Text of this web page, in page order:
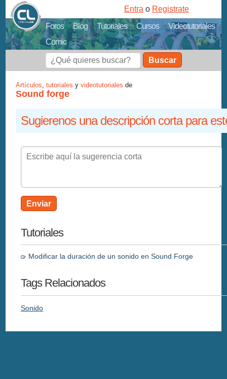
Foros Blog Tutoriales Cursos
Videotutoriales
Comic
Entra o Registrate
Buscar
Artículos,tutoriales yvideotutoriales de
Sound forge
Sugierenos una descripción corta para
Enviar
Tutoriales
Modificar la duración de un sonido en Sound Forge
Tags Relacionados
Sonido